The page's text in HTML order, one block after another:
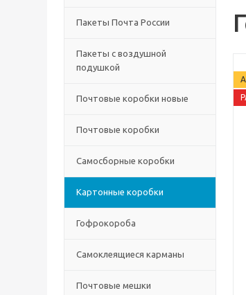
Пакеты Почта России
Пакеты с воздушной
подушкой
Почтовые коробки новые
Почтовые коробки
Самосборные коробки
Картонные коробки
Гофрокороба
Самоклеящиеся карманы
Почтовые мешки